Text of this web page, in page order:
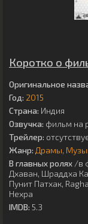
Коротко о
Оригинальное
Год: 2015
Страна: Индия
Озвучка: фильм на
Трейлер:
Жанр: Драмы
В главных ролях /в
Дхаван, Шраддха
Пунит Патхак,
Нехра
IMDB: 5.3